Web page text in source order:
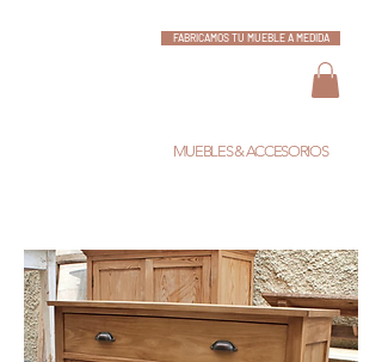
FABRICAMOS TU MUEBLE A MEDIDA
MUEBLES & ACCESORIOS